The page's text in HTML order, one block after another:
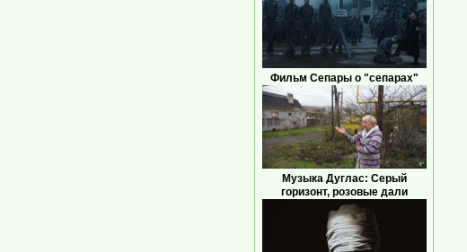
Фильм Сепары о "сепарах"
Музыка Дуглас: Серый
горизонт, розовые дали